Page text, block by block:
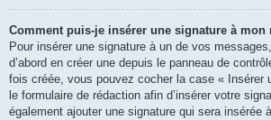
Comment puis-je insérer une signature à mon
Pour insérer une signature à un de vos
d’abord en créer une depuis le panneau de
fois créée, vous pouvez cocher la case « Insérer
le formulaire de rédaction afin d’insérer votre
également ajouter une signature qui sera insérée